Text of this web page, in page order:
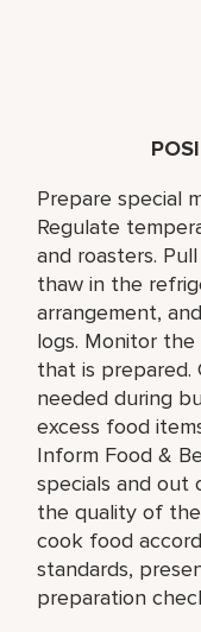
Prepare special
Regulate
and roasters.
thaw in the
arrangement,
logs. Monitor
that is prepared.
needed during
excess food
Inform Food &
specials and out
the quality of
cook food
standards,
preparation